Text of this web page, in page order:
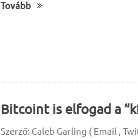
Tovább
Bitcoint is elfogad a
Szerző: Caleb Garling ( Email ,